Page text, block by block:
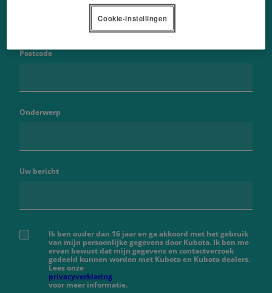
Postcode
Onderwerp
Uw bericht
Ik ben ouder dan 16 jaar en ga akkoord met het gebruik
van mijn persoonlijke gegevens door Kubota. Ik ben me
ervan bewust dat mijn gegevens en contactverzoek
gedeeld kunnen worden met Kubota en Kubota dealers.
Lees onze
privacyverklaring
voor meer informatie.
Cookie-instellingen